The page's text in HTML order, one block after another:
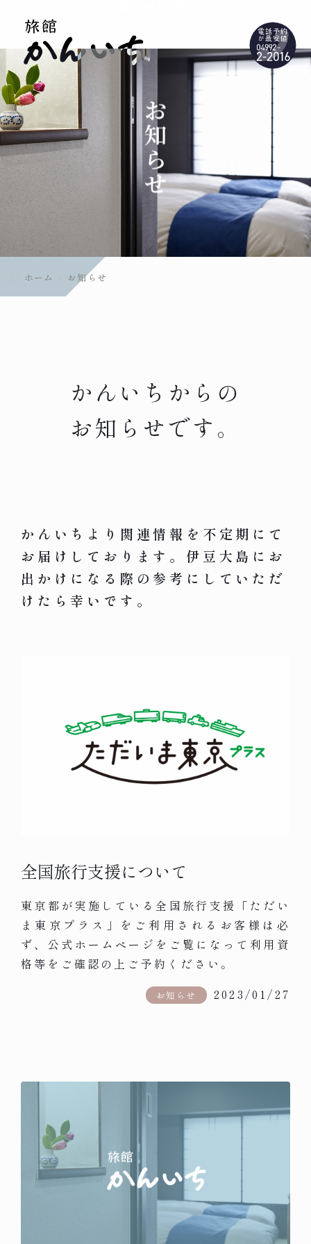
ホーム お知らせ
かんいちからの
お知らせです。
かんいちより関連情報を不定期にて
お届けしております。伊豆大島にお
出かけになる際の参考にしていただ
けたら幸いです。
全国旅行支援について
東京都が実施している全国旅行支援「ただい
ま東京プラス」をご利用されるお客様は必
ず、公式ホームページをご覧になって利用資
格等をご確認の上ご予約ください。
お知らせ 2023/01/27